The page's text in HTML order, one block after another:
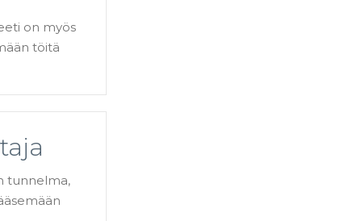
on myös
töitä
tunnelma,